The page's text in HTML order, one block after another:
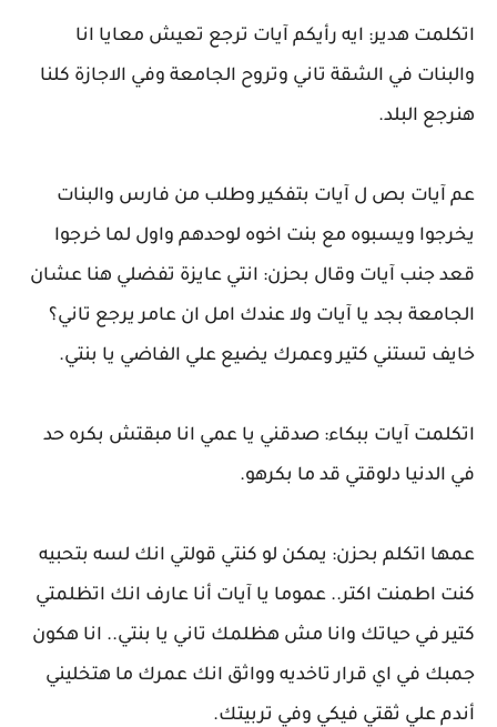
اتكلمت هدير: ايه رأيكم آيات ترجع تعيش معايا انا
والبنات في الشقة تاني وتروح الجامعة وفي الاجازة كلنا
هنرجع البلد.
عم آيات بص ل آيات بتفكير وطلب من فارس والبنات
يخرجوا ويسبوه مع بنت اخوه لوحدهم واول لما خرجوا
قعد جنب آيات وقال بحزن: انتي عايزة تفضلي هنا عشان
الجامعة بجد يا آيات ولا عندك امل ان عامر يرجع تاني؟
خايف تستني كتير وعمرك يضيع علي الفاضي يا بنتي.
اتكلمت آيات ببكاء: صدقني يا عمي انا مبقتش بكره حد
في الدنيا دلوقتي قد ما بكرهو.
عمها اتكلم بحزن: يمكن لو كنتي قولتي انك لسه بتحبيه
كنت اطمنت اكتر.. عموما يا آيات أنا عارف انك اتظلمتي
كتير في حياتك وانا مش هظلمك تاني يا بنتي.. انا هكون
جمبك في اي قرار تاخديه وواثق انك عمرك ما هتخليني
أندم علي ثقتي فيكي وفي تربيتك.